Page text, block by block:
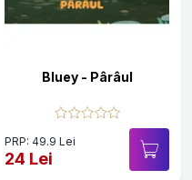
Bluey - Pârâul
PRP: 49.9 Lei
24 Lei